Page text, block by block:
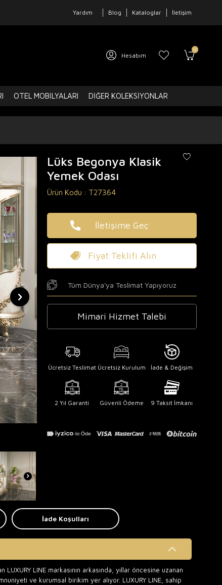
Yardım Blog Kataloglar İletişim
Hesabım
0
OTEL MOBILYALARI DIĞER KOLEKSIYONLAR
Lüks Begonya Klasik
Yemek Odası
Ürün Kodu : T27364
İletişime Geç
Fiyat Teklifi Alın
Tüm Dünya'ya Teslimat Yapıyoruz
Mimari Hizmet Talebi
Ücretsiz Teslimat Ücretsiz Kurulum İade & Değişim
2 Yıl Garanti Güvenli Ödeme 9 Taksit İmkanı
İade Koşulları
LINE markasının arkasında, yıllar öncesine uzanan
ve kurumsal birikim yer alıyor. LUXURY LINE, sahip